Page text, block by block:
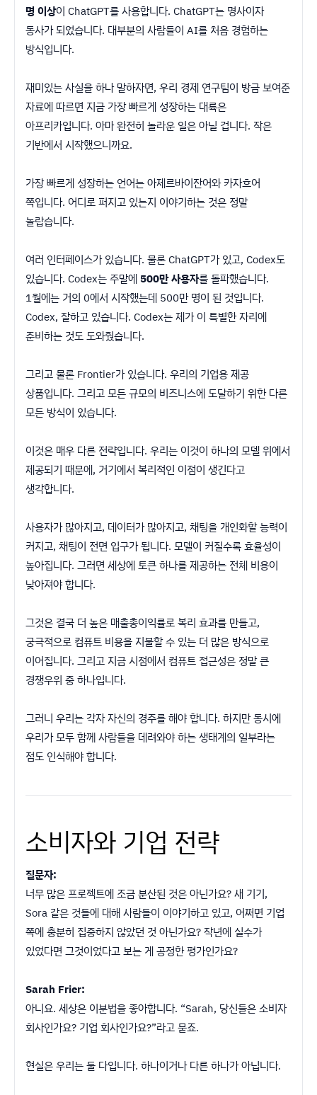
명 이상이 ChatGPT를 사용합니다. ChatGPT는 명사이자
동사가 되었습니다. 대부분의 사람들이 AI를 처음 경험하는
방식입니다.
재미있는 사실을 하나 말하자면, 우리 경제 연구팀이 방금 보여준
자료에 따르면 지금 가장 빠르게 성장하는 대륙은
아프리카입니다. 아마 완전히 놀라운 일은 아닐 겁니다. 작은
기반에서 시작했으니까요.
가장 빠르게 성장하는 언어는 아제르바이잔어와 카자흐어
쪽입니다. 어디로 퍼지고 있는지 이야기하는 것은 정말
놀랍습니다.
여러 인터페이스가 있습니다. 물론 ChatGPT가 있고, Codex도
있습니다. Codex는 주말에 500만 사용자를 돌파했습니다.
1월에는 거의 0에서 시작했는데 500만 명이 된 것입니다.
Codex, 잘하고 있습니다. Codex는 제가 이 특별한 자리에
준비하는 것도 도와줬습니다.
그리고 물론 Frontier가 있습니다. 우리의 기업용 제공
상품입니다. 그리고 모든 규모의 비즈니스에 도달하기 위한 다른
모든 방식이 있습니다.
이것은 매우 다른 전략입니다. 우리는 이것이 하나의 모델 위에서
제공되기 때문에, 거기에서 복리적인 이점이 생긴다고
생각합니다.
사용자가 많아지고, 데이터가 많아지고, 채팅을 개인화할 능력이
커지고, 채팅이 전면 입구가 됩니다. 모델이 커질수록 효율성이
높아집니다. 그러면 세상에 토큰 하나를 제공하는 전체 비용이
낮아져야 합니다.
그것은 결국 더 높은 매출총이익률로 복리 효과를 만들고,
궁극적으로 컴퓨트 비용을 지불할 수 있는 더 많은 방식으로
이어집니다. 그리고 지금 시점에서 컴퓨트 접근성은 정말 큰
경쟁우위 중 하나입니다.
그러니 우리는 각자 자신의 경주를 해야 합니다. 하지만 동시에
우리가 모두 함께 사람들을 데려와야 하는 생태계의 일부라는
점도 인식해야 합니다.
소비자와 기업 전략
질문자:
너무 많은 프로젝트에 조금 분산된 것은 아닌가요? 새 기기,
Sora 같은 것들에 대해 사람들이 이야기하고 있고, 어쩌면 기업
쪽에 충분히 집중하지 않았던 것 아닌가요? 작년에 실수가
있었다면 그것이었다고 보는 게 공정한 평가인가요?
Sarah Frier:
아니요. 세상은 이분법을 좋아합니다. “Sarah, 당신들은 소비자
회사인가요? 기업 회사인가요?”라고 묻죠.
현실은 우리는 둘 다입니다. 하나이거나 다른 하나가 아닙니다.